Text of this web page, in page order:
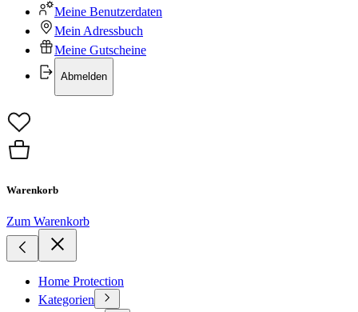
Meine Benutzerdaten
Mein Adressbuch
Meine Gutscheine
Abmelden
Warenkorb
Zum Warenkorb
Home Protection
Kategorien